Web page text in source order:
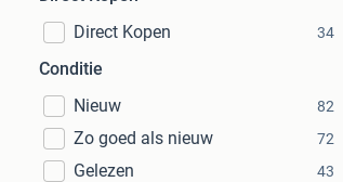
Direct Kopen
34
Conditie
Nieuw
82
Zo goed als nieuw 72
Gelezen 43